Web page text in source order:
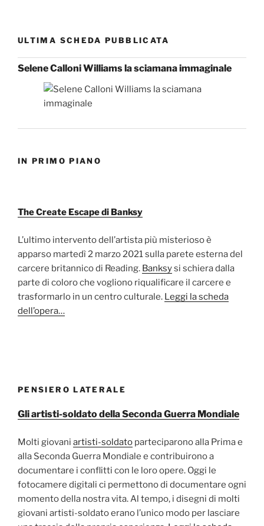
ULTIMA SCHEDA PUBBLICATA
Selene Calloni Williams la sciamana immaginale
IN PRIMO PIANO
The Create Escape di Banksy
L’ultimo intervento dell’artista più misterioso è
apparso martedì 2 marzo 2021 sulla parete esterna del
carcere britannico di Reading. Banksysi schiera dalla
parte di coloro che vogliono riqualificare il carcere e
trasformarlo in un centro culturale. Leggi la scheda
dell’opera…
PENSIERO LATERALE
Gli artisti-soldato della Seconda Guerra Mondiale
Molti giovani artisti-soldato parteciparono alla Prima e
alla Seconda Guerra Mondiale e contribuirono a
documentare i conflitti con le loro opere. Oggi le
fotocamere digitali ci permettono di documentare ogni
momento della nostra vita. Al tempo, i disegni di molti
giovani artisti-soldato erano l’unico modo per lasciare